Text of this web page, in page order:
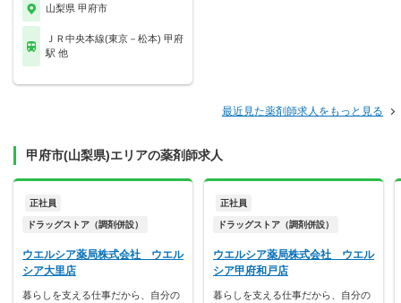
山梨県 甲府市
ＪＲ中央本線(東京－松本) 甲府
駅 他
最近見た薬剤師求人をもっと見る
甲府市(山梨県)エリアの薬剤師求人
正社員
ドラッグストア（調剤併設）
ウエルシア薬局株式会社 ウエル
シア大里店
暮らしを支える仕事だから、自分の
正社員
ドラッグストア（調剤併設）
ウエルシア薬局株式会社 ウエル
シア甲府和戸店
暮らしを支える仕事だから、自分の